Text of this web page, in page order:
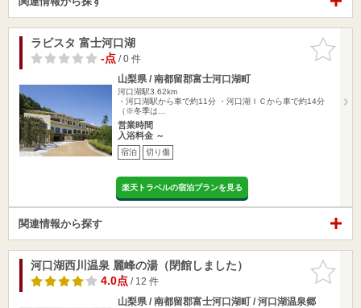
お気に入
りに追加
ラビスタ 富士河口湖
-点/ 0 件
山梨県 / 南都留郡富士河口湖町
河口湖駅3.62km
・河口湖駅から車で約11分 ・河口湖ＩＣから車で約14分
（※冬季は…
営業時間
入浴料金 ～
宿泊 切り傷
楽天トラベルの宿泊プランを見る
関連情報から探す
お気に入
りに追加
河口湖西川温泉 麗峰の湯（閉館しました）
4.0点/ 12 件
山梨県 / 南都留郡富士河口湖町 / 河口湖温泉郷